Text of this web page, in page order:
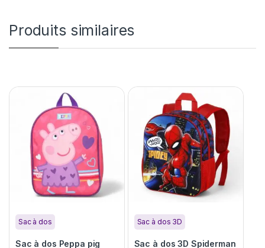
Produits similaires
Sac à dos
Sac à dos Peppa pig
Sac à dos 3D
Sac à dos 3D Spiderman